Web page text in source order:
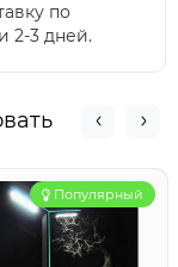
по
2-3 дней.
Популярный